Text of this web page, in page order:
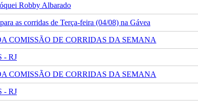
Robby Albarado
as corridas de Terça-feira (04/08) na Gávea
COMISSÃO DE CORRIDAS DA SEMANA
- RJ
COMISSÃO DE CORRIDAS DA SEMANA
- RJ